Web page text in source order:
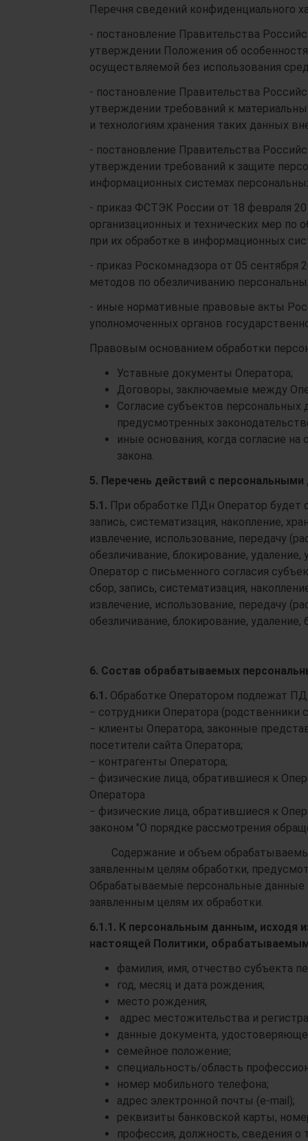
Перечня сведений конфиденциального
- постановление Правительства
утверждении Положения об
осуществляемой без использования
- постановление Правительства
утверждении требований к
и технологиям хранения таких данных
- постановление Правительства
утверждении требований к защите
информационных системах
- приказ ФСТЭК России от 18 февраля
организационных и технических мер по
при их обработке в информационных
- приказ Роскомнадзора от 05
методов по обезличиванию
- иные нормативные правовые акты
уполномоченных органов
Правовым основанием обработки
Уставные документы Оператора;
Договоры, заключаемые между
Согласие субъектов персональных
предусмотренных
иные основания, когда согласие
закона.
5. Перечень действий с
5.1. При обработке ПДн Оператор
запись, систематизация, накопление,
извлечение, использование, передачу
обезличивание, блокирование,
Оператор с письменного согласия
сбор, запись, систематизация,
извлечение, использование, передачу
обезличивание, блокирование,
6. Состав обрабатываемых
6.1. Обработке Оператором подлежат
− сотрудники Оператора (родственники
− клиенты Оператора, законные
посетители сайта Оператора;
− контрагенты Оператора;
− физические лица, обратившиеся к
Оператора
− физические лица, обратившиеся к
законом "О порядке рассмотрения
Содержание и объем
заявленным целям обработки,
Обрабатываемые персональные
заявленным целям их обработки.
6.1.1. К персональным данным, исходя
настоящей Политики,
фамилия, имя, отчество субъекта
год, месяц и дата рождения;
место рождения;
адрес местожительства и
данные документа,
семейное положение;
специальность/область
номер мобильного телефона;
адрес электронной почты (e-mail);
реквизиты банковской карты,
профессия, должность, сведения о